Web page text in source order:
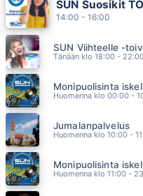
HEI ÄIJÄ
LEMMENLUKKO
OTA MUT
JUST A NOTION
JEE JEE
SUN Suosikit
14:00 - 16:00
Tänään klo 18:00 -
Huomenna klo 00:00 -
Jumalanpalvelus
Huomenna klo 10:00 -
Huomenna klo 11:00 -